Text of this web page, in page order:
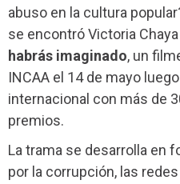
abuso en la cultura
se encontró Victoria
habrás imaginado, un
INCAA el 14 de mayo
internacional con más de
premios.
La trama se desarrolla en
por la corrupción, las